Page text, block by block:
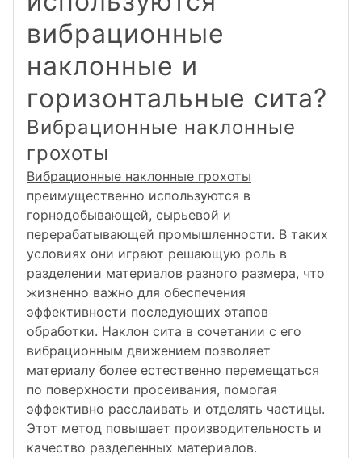
вибрационные
наклонные и
горизонтальные сита?
Вибрационные наклонные
грохоты
Вибрационные наклонные грохоты
преимущественно используются в
горнодобывающей, сырьевой и
перерабатывающей промышленности. В таких
условиях они играют решающую роль в
разделении материалов разного размера, что
жизненно важно для обеспечения
эффективности последующих этапов
обработки. Наклон сита в сочетании с его
вибрационным движением позволяет
материалу более естественно перемещаться
по поверхности просеивания, помогая
эффективно расслаивать и отделять частицы.
Этот метод повышает производительность и
качество разделенных материалов.